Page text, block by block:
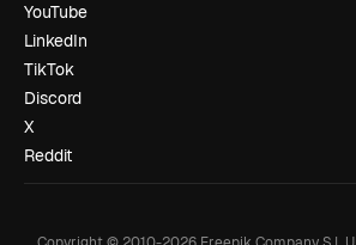
YouTube
LinkedIn
TikTok
Discord
X
Reddit